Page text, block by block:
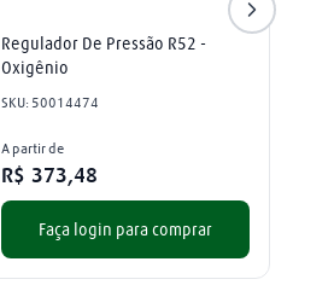
Regulador De Pressão R52 -
Oxigênio
SKU: 50014474
A partir de
R$ 373,48
Faça login para comprar